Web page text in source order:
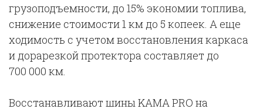
грузоподъемности, до 15% экономии топлива,
снижение стоимости 1 км до 5 копеек. А еще
ходимость с учетом восстановления каркаса
и дорарезкой протектора составляет до
700 000 км.
Восстанавливают шины KAMA PRO на